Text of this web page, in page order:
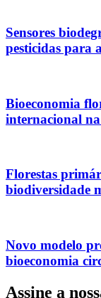
Sensores
pesticidas para
Bioeconomia
internacional
Florestas
biodiversidade
Novo modelo
bioeconomia
Assine a